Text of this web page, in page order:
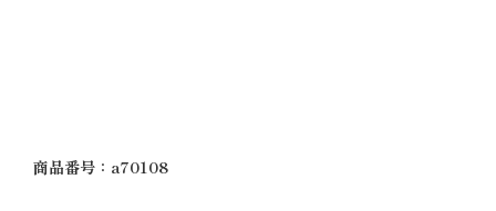
商品番号：a70108